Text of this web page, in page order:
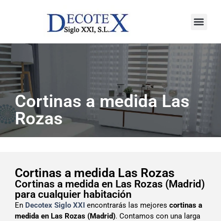
Cortinas a medida Las
Rozas
Cortinas a medida Las Rozas
Cortinas a medida en Las Rozas (Madrid)
para cualquier habitación
En Decotex Siglo XXI encontrarás las mejores cortinas a
medida en Las Rozas (Madrid). Contamos con una larga